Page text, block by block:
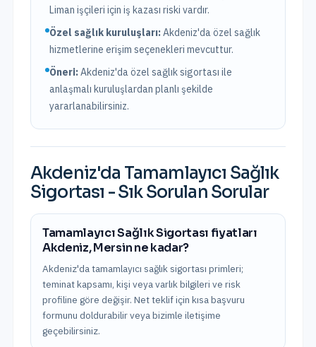
Liman işçileri için iş kazası riski vardır.
Özel sağlık kuruluşları:Akdeniz'daözel sağlık
hizmetlerine erişim seçenekleri mevcuttur.
Öneri:Akdeniz'da özel sağlık sigortası ile
anlaşmalı kuruluşlardan planlı şekilde
yararlanabilirsiniz.
Akdeniz'da Tamamlayıcı Sağlık
Sigortası - Sık Sorulan Sorular
Tamamlayıcı Sağlık Sigortası fiyatları
Akdeniz, Mersin ne kadar?
Akdeniz'da tamamlayıcı sağlık sigortası primleri;
teminat kapsamı, kişi veya varlık bilgileri ve risk
profiline göre değişir. Net teklif için kısa başvuru
formunu doldurabilir veya bizimle iletişime
geçebilirsiniz.